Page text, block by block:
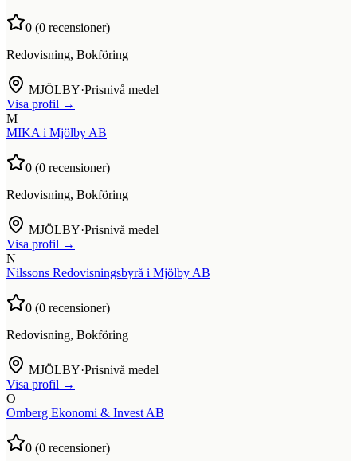
0 (0 recensioner)
Redovisning, Bokföring
MJÖLBY·Prisnivå medel
Visa profil →
M
MIKA i Mjölby AB
0 (0 recensioner)
Redovisning, Bokföring
MJÖLBY·Prisnivå medel
Visa profil →
N
Nilssons Redovisningsbyrå i Mjölby AB
0 (0 recensioner)
Redovisning, Bokföring
MJÖLBY·Prisnivå medel
Visa profil →
O
Omberg Ekonomi & Invest AB
0 (0 recensioner)